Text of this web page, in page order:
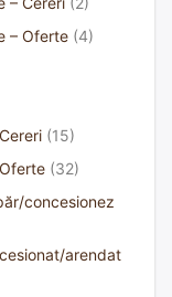
– Oferte (4)
(15)
(32)
concesionez
arendat